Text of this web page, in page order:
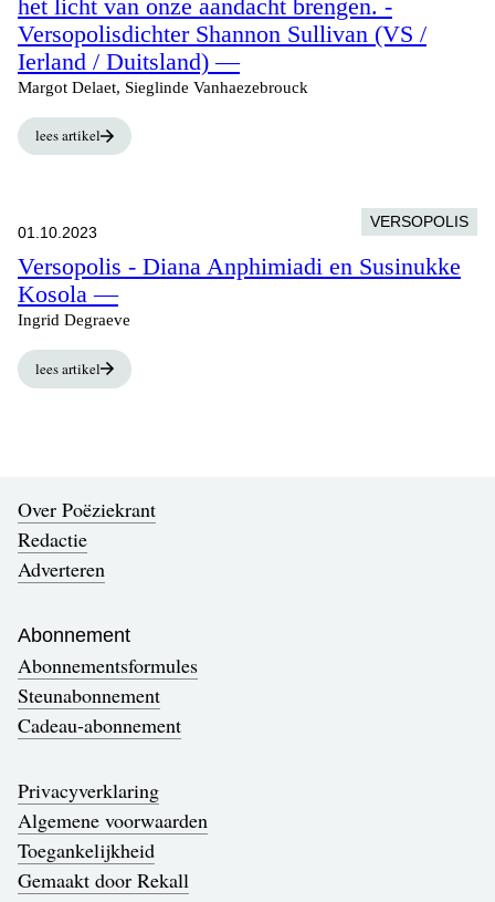
het licht van onze aandacht brengen. -
Versopolisdichter Shannon Sullivan (VS /
Ierland / Duitsland) —
Margot Delaet, Sieglinde Vanhaezebrouck
lees artikel
VERSOPOLIS
01.10.2023
Versopolis - Diana Anphimiadi en Susinukke
Kosola —
Ingrid Degraeve
lees artikel
Over Poëziekrant
Redactie
Adverteren
Abonnement
Abonnementsformules
Steunabonnement
Cadeau-abonnement
Privacyverklaring
Algemene voorwaarden
Toegankelijkheid
Gemaakt door Rekall